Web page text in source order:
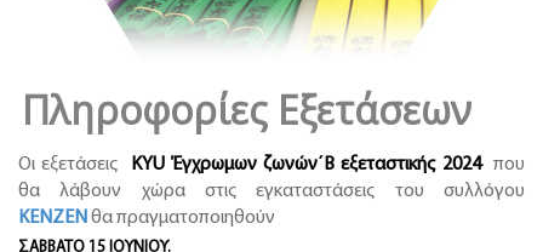
Πληροφορίες Εξετάσεων
Οι εξετάσεις KYU Έγχρωμων ζωνών΄Β εξεταστικής 2024 που
θα λάβουν χώρα στις εγκαταστάσεις του συλλόγου
KENZENθα πραγματοποιηθούν
ΣΑΒΒΑΤΟ 15 ΙΟΥΝΙΟΥ.